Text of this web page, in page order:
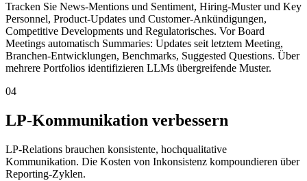
Tracken Sie News-Mentions und Sentiment, Hiring-Muster und Key
Personnel, Product-Updates und Customer-Ankündigungen,
Competitive Developments und Regulatorisches. Vor Board
Meetings automatisch Summaries: Updates seit letztem Meeting,
Branchen-Entwicklungen, Benchmarks, Suggested Questions. Über
mehrere Portfolios identifizieren LLMs übergreifende Muster.
04
LP-Kommunikation verbessern
LP-Relations brauchen konsistente, hochqualitative
Kommunikation. Die Kosten von Inkonsistenz kompoundieren über
Reporting-Zyklen.